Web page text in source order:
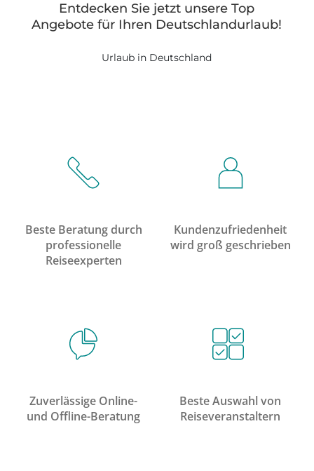
Entdecken Sie jetzt unsere Top
Angebote für Ihren Deutschlandurlaub!
Urlaub in Deutschland
Beste Beratung durch
professionelle
Reiseexperten
Kundenzufriedenheit
wird groß geschrieben
Zuverlässige Online-
und Offline-Beratung
Beste Auswahl von
Reiseveranstaltern